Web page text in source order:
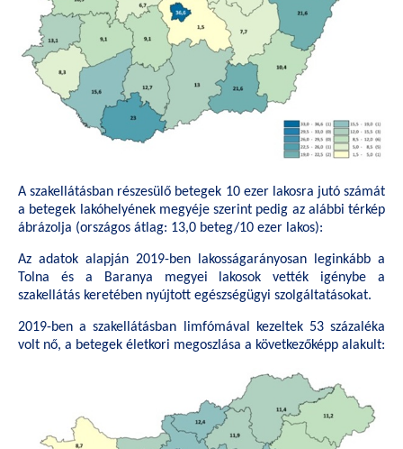
A szakellátásban részesülő betegek 10 ezer lakosra jutó számát
a betegek lakóhelyének megyéje szerint pedig az alábbi térkép
ábrázolja (országos átlag: 13,0 beteg/10 ezer lakos):
Az adatok alapján 2019-ben lakosságarányosan leginkább a
Tolna és a Baranya megyei lakosok vették igénybe a
szakellátás keretében nyújtott egészségügyi szolgáltatásokat.
2019-ben a szakellátásban limfómával kezeltek 53 százaléka
volt nő, a betegek életkori megoszlása a következőképp alakult: